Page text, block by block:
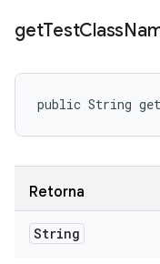
getTestClass
public String
Retorna
String